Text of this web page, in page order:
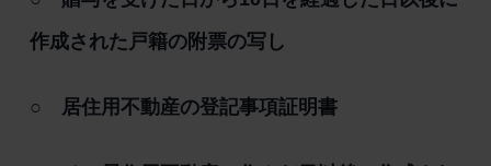
作成された戸籍の附票の写し
○ 居住用不動産の登記事項証明書